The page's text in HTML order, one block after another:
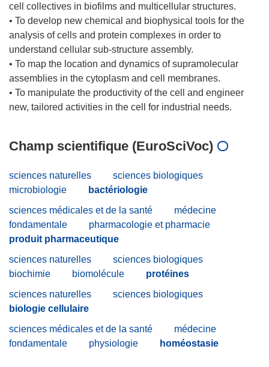
cell collectives in biofilms and multicellular structures.
• To develop new chemical and biophysical tools for the
analysis of cells and protein complexes in order to
understand cellular sub-structure assembly.
• To map the location and dynamics of supramolecular
assemblies in the cytoplasm and cell membranes.
• To manipulate the productivity of the cell and engineer
Champ scientifique (EuroSciVoc)
sciences naturelles
sciences biologiques
microbiologie
bactériologie
sciences médicales et de la santé
médecine
fondamentale
pharmacologie et pharmacie
produit pharmaceutique
sciences naturelles
sciences biologiques
biochimie
biomolécule
protéines
sciences naturelles
sciences biologiques
biologie cellulaire
sciences médicales et de la santé
médecine
fondamentale
physiologie homéostasie